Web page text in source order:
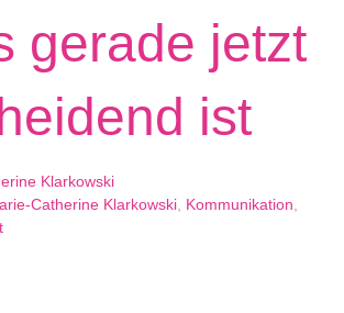
gerade jetzt
ist
Klarkowski
Catherine Klarkowski Kommunikation